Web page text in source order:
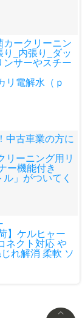
カークリーニン
_内張り_ダッ
ンサーやスチー
リ電解水（ｐ
中古車業の方に
リーニング用リ
ー機能付き
ル」がついてく
】ケルヒャー
ネクト対応 や
れ解消 柔軟 ソ